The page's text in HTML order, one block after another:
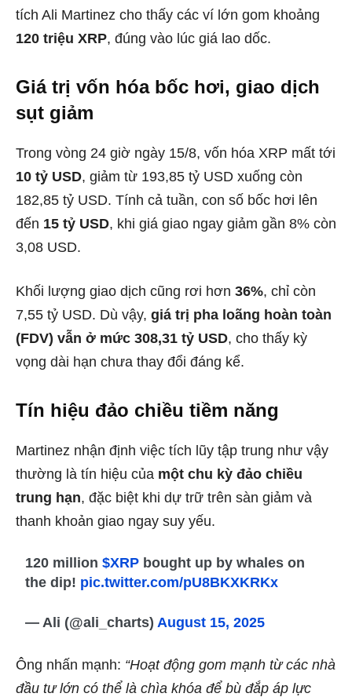
tích Ali Martinez cho thấy các ví lớn gom khoảng
120 triệu XRP, đúng vào lúc giá lao dốc.
Giá trị vốn hóa bốc hơi, giao dịch
sụt giảm
Trong vòng 24 giờ ngày 15/8, vốn hóa XRP mất tới
10 tỷ USD, giảm từ 193,85 tỷ USD xuống còn
182,85 tỷ USD. Tính cả tuần, con số bốc hơi lên
đến 15 tỷ USD, khi giá giao ngay giảm gần 8% còn
3,08 USD.
Khối lượng giao dịch cũng rơi hơn 36%, chỉ còn
7,55 tỷ USD. Dù vậy, giá trị pha loãng hoàn toàn
(FDV) vẫn ở mức 308,31 tỷ USD, cho thấy kỳ
vọng dài hạn chưa thay đổi đáng kể.
Tín hiệu đảo chiều tiềm năng
Martinez nhận định việc tích lũy tập trung như vậy
thường là tín hiệu của một chu kỳ đảo chiều
trung hạn, đặc biệt khi dự trữ trên sàn giảm và
thanh khoản giao ngay suy yếu.
120 million$XRP bought up by whales on
the dip! pic.twitter.com/pU8BKXKRKx
— Ali (@ali_charts) August 15, 2025
Ông nhấn mạnh: “Hoạt động gom mạnh từ các nhà
đầu tư lớn có thể là chìa khóa để bù đắp áp lực